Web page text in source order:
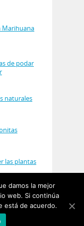
Marihuana
de podar
naturales
las plantas
Designed by
damos la mejor
web. Si continúa
está de acuerdo.